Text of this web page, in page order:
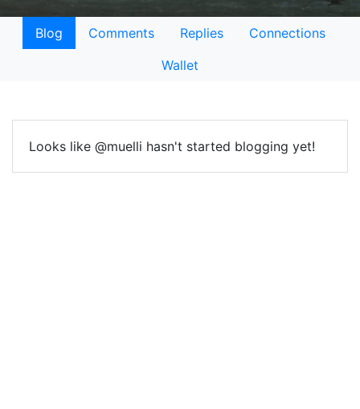
Blog Comments Replies
Connections
Wallet
Looks like @muelli hasn't started blogging yet!